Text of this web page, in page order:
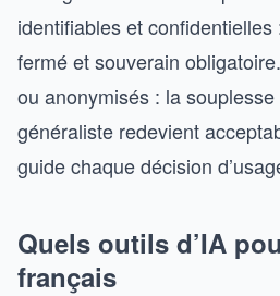
identifiables et
fermé et souverain
ou anonymisés : la souplesse
généraliste redevient
guide chaque décision
Quels outils d’IA
français